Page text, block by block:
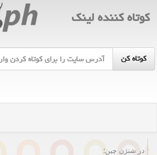
كوتاه كننده لینك
در شنژن چین؛